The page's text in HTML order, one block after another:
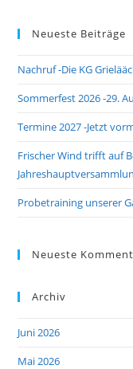
Neueste Beiträge
Nachruf -Die KG
Sommerfest 2026 -29.
Termine 2027 -Jetzt
Frischer Wind trifft auf
Probetraining unserer
Neueste
Archiv
Juni 2026
Mai 2026